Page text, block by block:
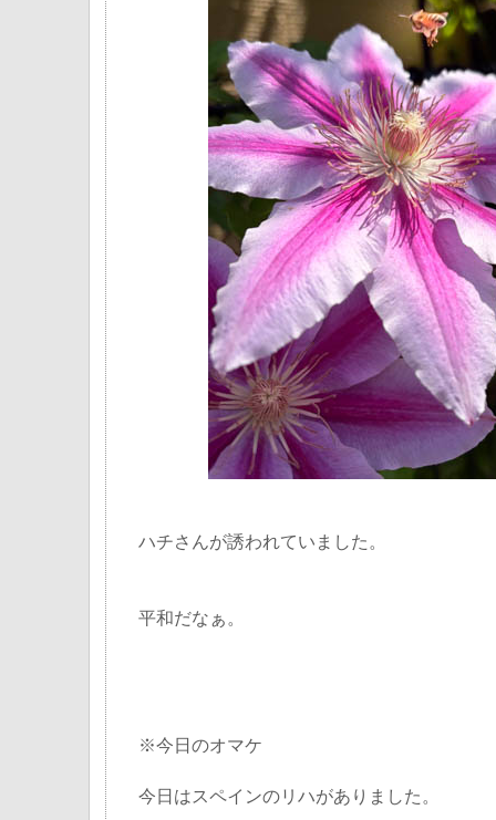
ハチさんが誘われていました。
平和だなぁ。
※今日のオマケ
今日はスペインのリハがありました。